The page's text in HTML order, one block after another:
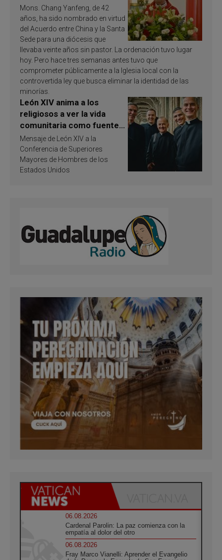
Mons. Chang Yanfeng, de 42
años, ha sido nombrado en virtud
del Acuerdo entre China y la Santa
Sede para una diócesis que
llevaba veinte años sin pastor. La ordenación tuvo lugar
hoy. Pero hace tres semanas antes tuvo que
comprometer públicamente a la Iglesia local con la
controvertida ley que busca eliminar la identidad de las
minorías.
León XIV anima a los
religiosos a ver la vida
comunitaria como fuente
de inspiración y
santificación
Mensaje de León XIV a la
Conferencia de Superiores
Mayores de Hombres de los
Estados Unidos
06.08.2026
Cardenal Parolin: La paz comienza con la
empatía al dolor del otro
06.08.2026
Fray Marco Vianelli: Aprender el Evangelio